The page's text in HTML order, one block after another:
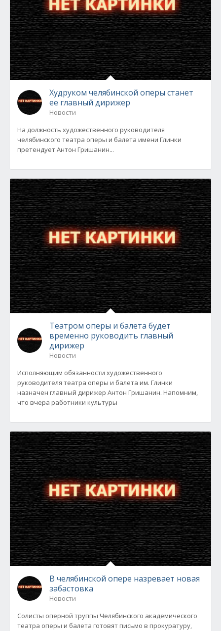
Худруком челябинской оперы станет
ее главный дирижер
Новости
На должность художественного руководителя
челябинского театра оперы и балета имени Глинки
претендует Антон Гришанин...
Театром оперы и балета будет
временно руководить главный
дирижер
Новости
Исполняющим обязанности художественного
руководителя театра оперы и балета им. Глинки
назначен главный дирижер Антон Гришанин. Напомним,
что вчера работники культуры
В челябинской опере назревает новая
забастовка
Новости
Солисты оперной труппы Челябинского академического
театра оперы и балета готовят письмо в прокуратуру,